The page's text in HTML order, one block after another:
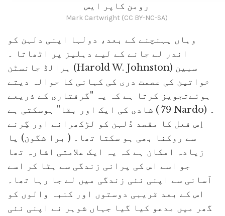
رومن کاپر ایس
Mark Cartwright (CC BY-NC-SA)
وہاں پہنچنے کے بعد، دولہا اپنی دلہن کو
اندر لے جانے کے لیے دہلیز پر اٹھاتا ۔
ہرالڈ جانسٹن (Harold W. Johnston) سبین
خواتین کی عصمت دری کی کہانی کا حوالہ دیتے
ہوئےتجویز کرتا ہے کہ یہ "گرفتاری کے ذریعے
شادی کی ایک اور بقا" ہوسکتی ہے ( 79 Nardo) ۔
اِس فعل کا مقصد دُلہن کو لڑکھرانے اور گِرنے
سے روکنا بھی ہو سکتا تھا۔ ( برا شگون) یا
زیادہ امکان ہے کہ یہ ایک علامتی اشارہ تھا
جو اسے اس کی پرانی زندگی سے ہٹا کر اسے
آسانی سے اپنی نئی زندگی میں لے جا رہا تھا۔
اس کے بعد قریبی دوستوں اور کنبہ والوں کو
گھر میں مدعو کیا گیا جہاں شوہر نے اپنی نئی